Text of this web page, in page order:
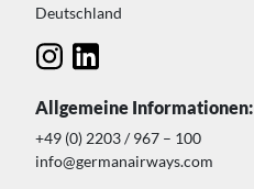
Deutschland
Allgemeine Informationen:
+49 (0) 2203 / 967 – 100
info@germanairways.com